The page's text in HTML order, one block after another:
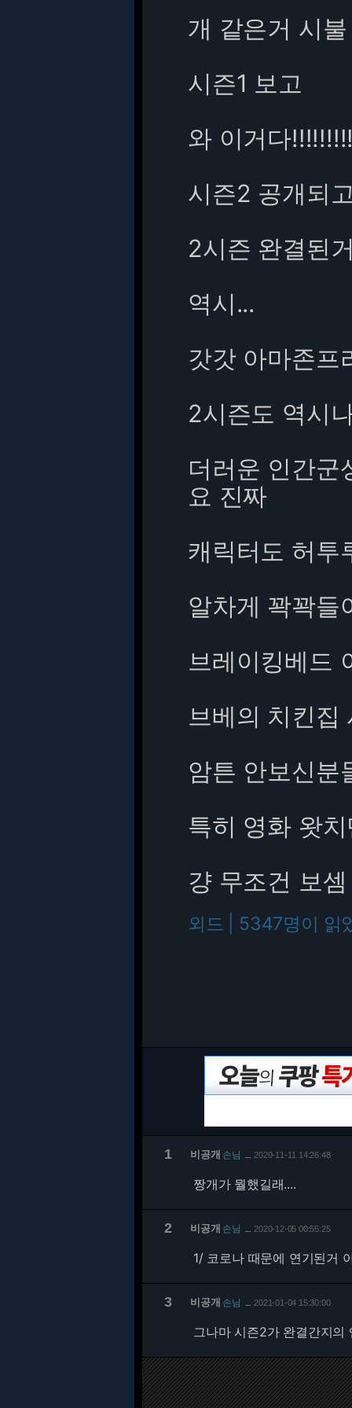
개 같은거 시
시즌1 보고
와 이거다
시즌2 공개되
2시즌 완결된
역시...
갓갓 아마존프
2시즌도 역시
더러운 인간군
요 진짜
캐릭터도 허투
알차게 꽉꽉들
브레이킹베드
브베의 치킨집
암튼 안보신분
특히 영화 왓
걍 무조건 보셈
외드 | 5347명이 읽
1 비공개 손님 2020-11-11 14:26:48
짱개가 뭘했길래....
2 비공개 손님 2020-12-05 00:55:25
1/코로나 때문에 연기된거
3 비공개 손님 2021-01-04 15:30:00
그나마 시즌2가 완결간지의